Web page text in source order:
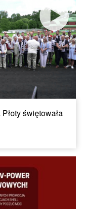
świętowała